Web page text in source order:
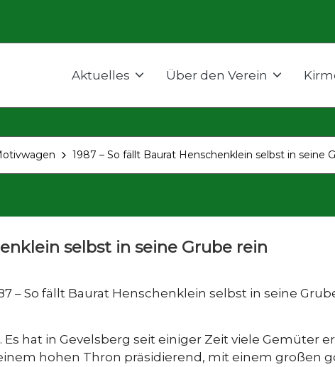
Aktuelles Über den Verein
1987 – So fällt Baurat Henschenklein selbst in seine
selbst in seine Grube rein
hat in Gevelsberg seit einiger Zeit viele Gemüter
hohen Thron präsidierend, mit einem großen